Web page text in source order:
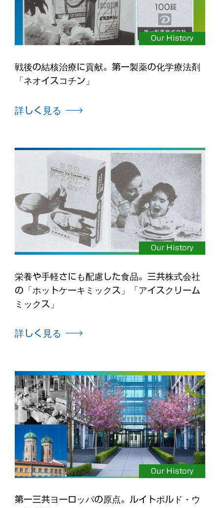
Our History
戦後の結核治療に貢献。第一製薬の化学療法剤
「ネオイスコチン」
詳しく見る
Our History
栄養や手軽さにも配慮した食品。三共株式会社
の「ホットケーキミックス」「アイスクリーム
ミックス」
詳しく見る
Our History
第一三共ヨーロッパの原点。ルイトポルド・ウ